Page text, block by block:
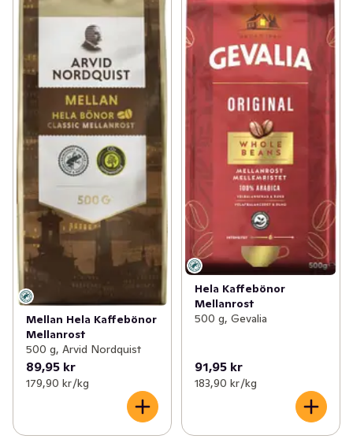
Mellan Hela Kaffebönor
Mellanrost
500 g, Arvid Nordquist
89,95 kr
179,90 kr /kg
Hela Kaffebönor
Mellanrost
500 g, Gevalia
91,95 kr
183,90 kr /kg